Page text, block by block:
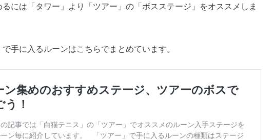
には「タワー」より「ツアー」の「ボスステージ」をオススメしま
手に入るルーンはこちらでまとめています。